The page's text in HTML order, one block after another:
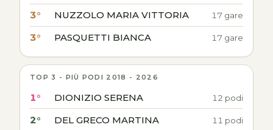
3° NUZZOLO MARIA VITTORIA 17 gare
3° PASQUETTI BIANCA 17 gare
TOP 3 - PIÙ PODI 2018 - 2026
1° DIONIZIO SERENA 12 podi
2° DEL GRECO MARTINA 11 podi